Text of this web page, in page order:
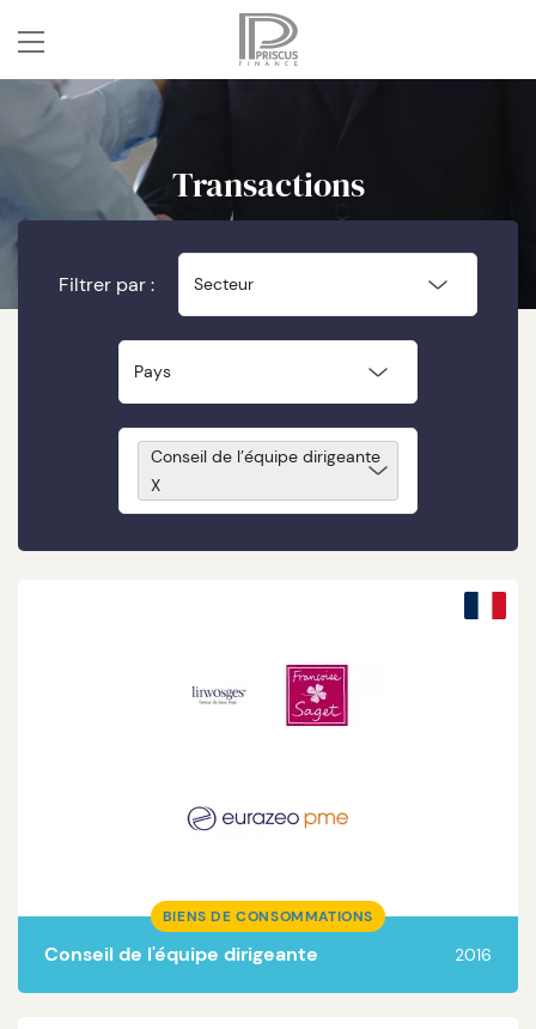
Transactions
Filtrer par : Secteur
Pays
Conseil de l’équipe dirigeante
X
BIENS DE CONSOMMATIONS
Conseil de l'équipe dirigeante 2016
Lire la suite